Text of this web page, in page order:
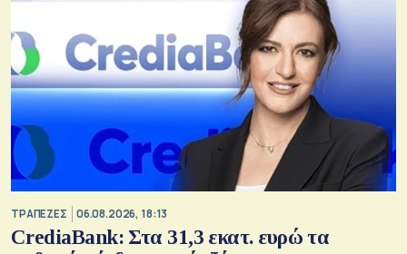
ΤΡΑΠΕΖΕΣ 06.08.2026, 18:13
CrediaBank: Στα 31,3 εκατ. ευρώ τα